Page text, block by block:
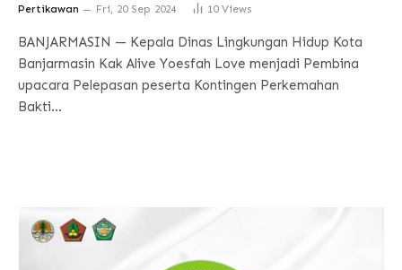
Pertikawan Fri, 20 Sep 2024 10 Views
BANJARMASIN — Kepala Dinas Lingkungan Hidup Kota
Banjarmasin Kak Alive Yoesfah Love menjadi Pembina
upacara Pelepasan peserta Kontingen Perkemahan
Bakti…